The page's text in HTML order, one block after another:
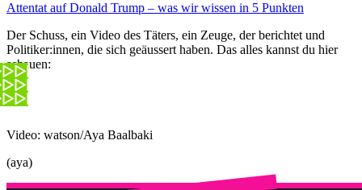
Attentat auf Donald Trump – was wir wissen in 5 Punkten
Der Schuss, ein Video des Täters, ein Zeuge, der berichtet und
Politiker:innen, die sich geäussert haben. Das alles kannst du hier
schauen:
Video: watson/Aya Baalbaki
(aya)